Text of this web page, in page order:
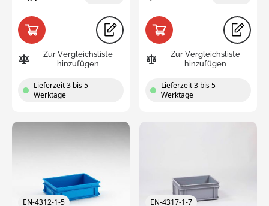
Zur Vergleichsliste
hinzufügen
Lieferzeit 3 bis 5
Werktage
Zur Vergleichsliste
hinzufügen
Lieferzeit 3 bis 5
Werktage
EN-4312-1-5 EN-4317-1-7